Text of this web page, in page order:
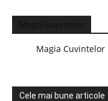
Magia Cuvintelor
Cele mai bune articole